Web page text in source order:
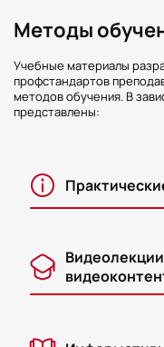
Методы
Учебные материалы
профстандартов
методов обучения. В
представлены: